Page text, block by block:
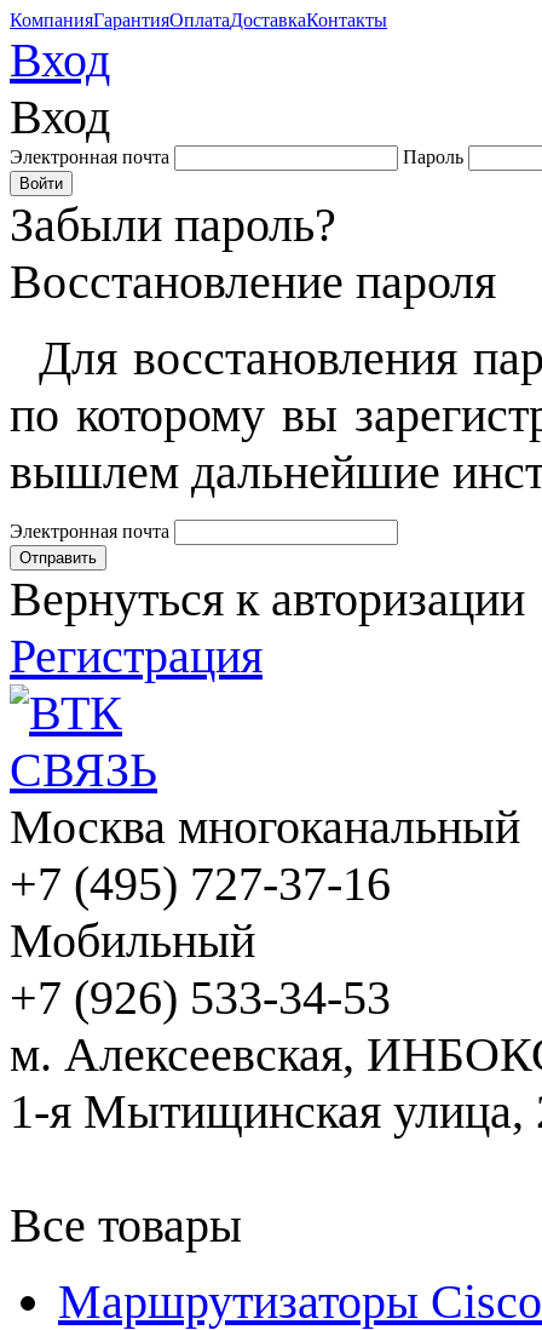
КомпанияГарантияОплатаДоставкаКонтакты
Вход
Вход
Электронная почта Пароль
Забыли пароль?
Восстановление пароля
Для восстановления
по которому вы
вышлем дальнейшие
Электронная почта
Вернуться к авторизации
Регистрация
Москва многоканальный
+7 (495) 727-37-16
Мобильный
+7 (926) 533-34-53
м. Алексеевская,
1-я Мытищинская улица,
Все товары
Маршрутизаторы Cisco